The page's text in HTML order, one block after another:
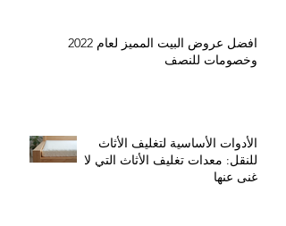
افضل عروض البيت المميز لعام 2022
وخصومات للنصف
الأدوات الأساسية لتغليف الأثاث
للنقل: معدات تغليف الأثاث التي لا
غنى عنها